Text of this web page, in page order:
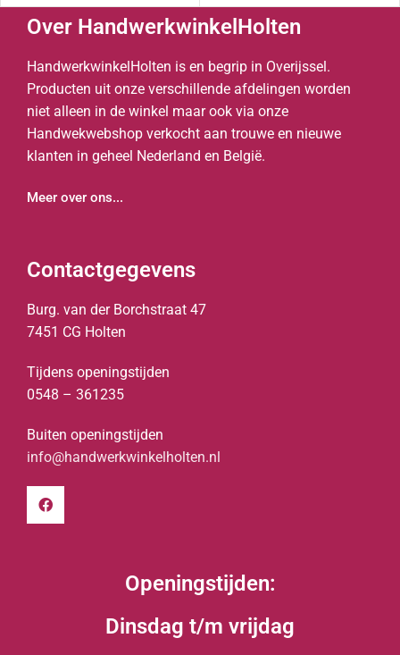
Over HandwerkwinkelHolten
HandwerkwinkelHolten is en begrip in Overijssel.
Producten uit onze verschillende afdelingen worden
niet alleen in de winkel maar ook via onze
Handwekwebshop verkocht aan trouwe en nieuwe
klanten in geheel Nederland en België.
Meer over ons...
Contactgegevens
Burg. van der Borchstraat 47
7451 CG Holten
Tijdens openingstijden
0548 – 361235
Buiten openingstijden
info@handwerkwinkelholten.nl
Openingstijden:
Dinsdag t/m vrijdag